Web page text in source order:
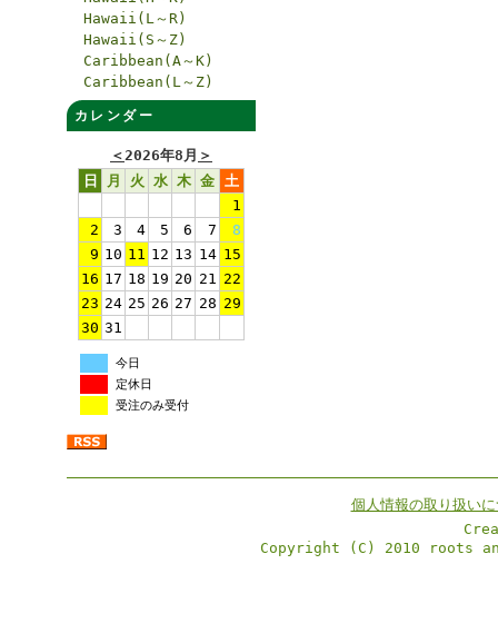
Hawaii(L～R)
Hawaii(S～Z)
Caribbean(A～K)
Caribbean(L～Z)
カレンダー
＜2026年8月 ＞
日
月 火 水 木 金 土
1
2
3 4 5 6 7
8
9 10 11 12 13 14 15
16 17 18 19 20 21 22
23 24 25 26 27 28 29
30 31
今日
定休日
受注のみ受付
個人情報の取り扱い
Copyright (C) 2010 roots